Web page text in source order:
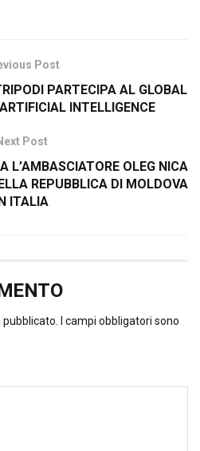
Post
PARTECIPA AL GLOBAL
INTELLIGENCE
Post
L’AMBASCIATORE OLEG NICA
REPUBBLICA DI MOLDOVA
IN ITALIA
pubblicato.
I campi obbligatori sono